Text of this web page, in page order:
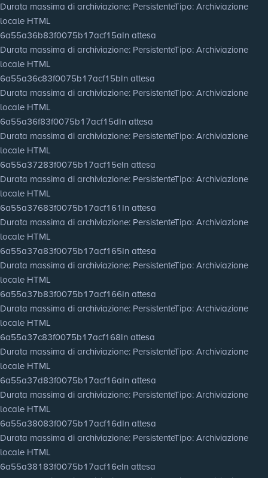
Durata massima di archiviazione: PersistenteTipo: Archiviazione
locale HTML
6a55a36b83f0075b17acf15aIn attesa
Durata massima di archiviazione: PersistenteTipo: Archiviazione
locale HTML
6a55a36c83f0075b17acf15bIn attesa
Durata massima di archiviazione: PersistenteTipo: Archiviazione
locale HTML
6a55a36f83f0075b17acf15dIn attesa
Durata massima di archiviazione: PersistenteTipo: Archiviazione
locale HTML
6a55a37283f0075b17acf15eIn attesa
Durata massima di archiviazione: PersistenteTipo: Archiviazione
locale HTML
6a55a37683f0075b17acf161In attesa
Durata massima di archiviazione: PersistenteTipo: Archiviazione
locale HTML
6a55a37a83f0075b17acf165In attesa
Durata massima di archiviazione: PersistenteTipo: Archiviazione
locale HTML
6a55a37b83f0075b17acf166In attesa
Durata massima di archiviazione: PersistenteTipo: Archiviazione
locale HTML
6a55a37c83f0075b17acf168In attesa
Durata massima di archiviazione: PersistenteTipo: Archiviazione
locale HTML
6a55a37d83f0075b17acf16aIn attesa
Durata massima di archiviazione: PersistenteTipo: Archiviazione
locale HTML
6a55a38083f0075b17acf16dIn attesa
Durata massima di archiviazione: PersistenteTipo: Archiviazione
locale HTML
6a55a38183f0075b17acf16eIn attesa